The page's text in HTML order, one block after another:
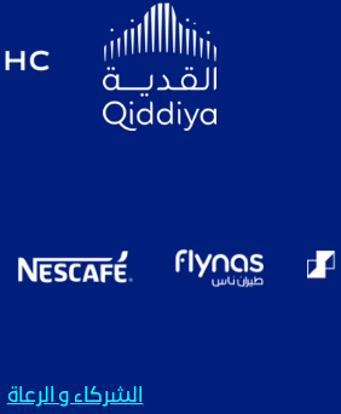
الشركاء و الرعاة